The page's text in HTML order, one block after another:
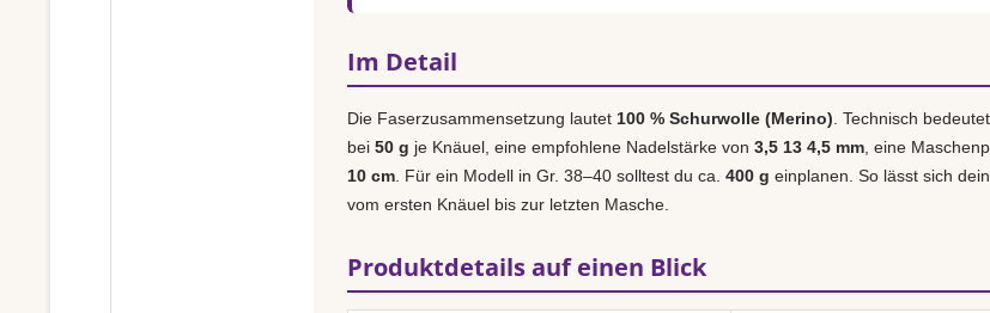
Im Detail
Die Faserzusammensetzung lautet 100 % Schurwolle (Merino) . Technisch
bei 50 g je Knäuel, eine empfohlene Nadelstärke von 3,5 13 4,5 mm , eine
10 cm . Für ein Modell in Gr. 38–40 solltest du ca. 400 g einplanen. So lässt sich
vom ersten Knäuel bis zur letzten Masche.
Produktdetails auf einen Blick